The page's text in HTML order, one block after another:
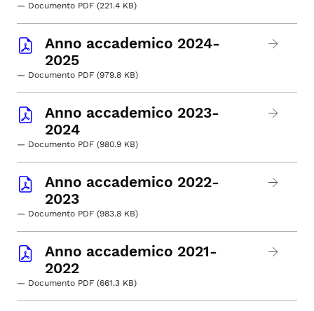
— Documento PDF (221.4 KB)
Anno accademico 2024-
2025
— Documento PDF (979.8 KB)
Anno accademico 2023-
2024
— Documento PDF (980.9 KB)
Anno accademico 2022-
2023
— Documento PDF (983.8 KB)
Anno accademico 2021-
2022
— Documento PDF (661.3 KB)